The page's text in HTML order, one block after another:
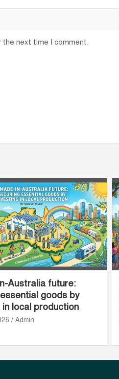
the next time I comment.
Australia future:
goods by
in local production
Admin